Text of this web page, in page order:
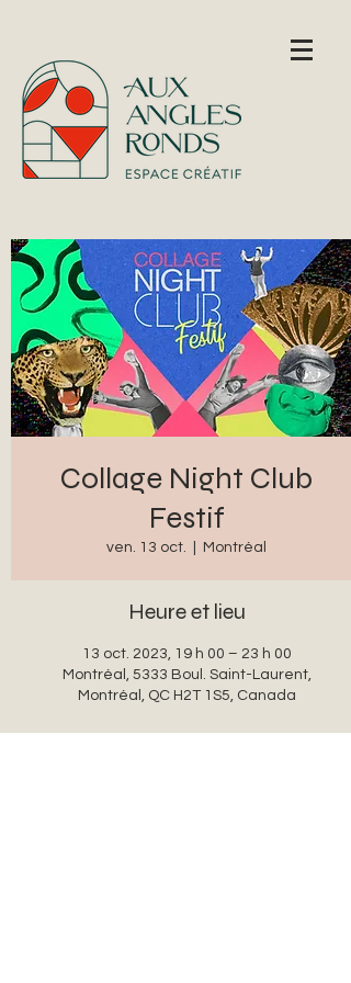
Collage Night Club
Festif
ven. 13 oct. Montréal
Heure et lieu
13 oct. 2023, 19 h 00 – 23 h 00
Montréal, 5333 Boul. Saint-Laurent,
Montréal, QC H2T 1S5, Canada